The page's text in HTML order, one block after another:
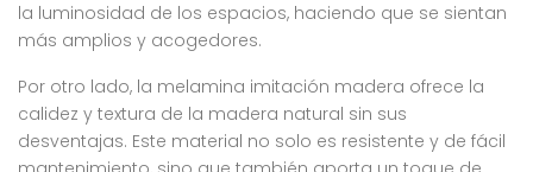
la luminosidad de los espacios, haciendo que se sientan
más amplios y acogedores.
Por otro lado, la melamina imitación madera ofrece la
calidez y textura de la madera natural sin sus
desventajas. Este material no solo es resistente y de fácil